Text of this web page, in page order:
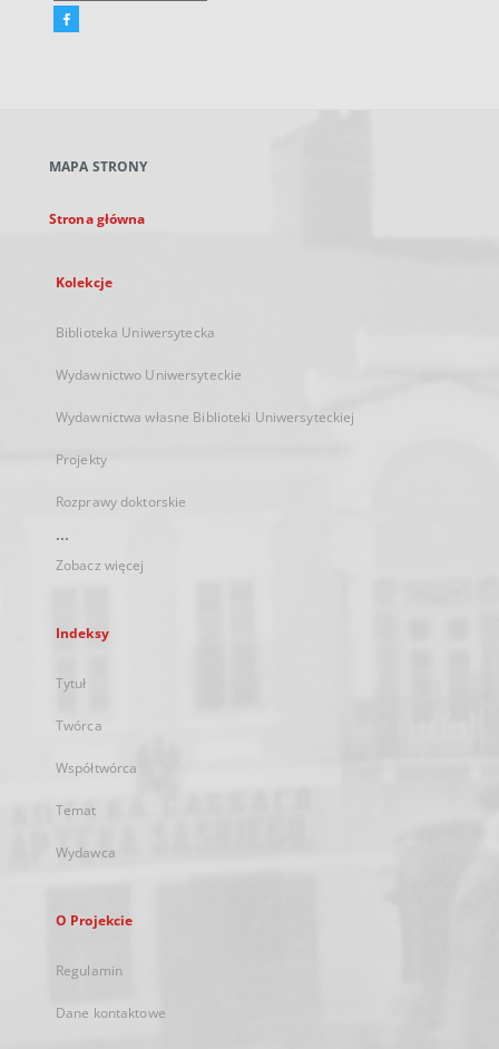
Facebook
karcie
MAPA STRONY
Strona główna
Kolekcje
Biblioteka Uniwersytecka
Wydawnictwo Uniwersyteckie
Wydawnictwa własne Biblioteki Uniwersyteckiej
Projekty
Rozprawy doktorskie
...
Zobacz więcej
Indeksy
Tytuł
Twórca
Współtwórca
Temat
Wydawca
O Projekcie
Regulamin
Dane kontaktowe